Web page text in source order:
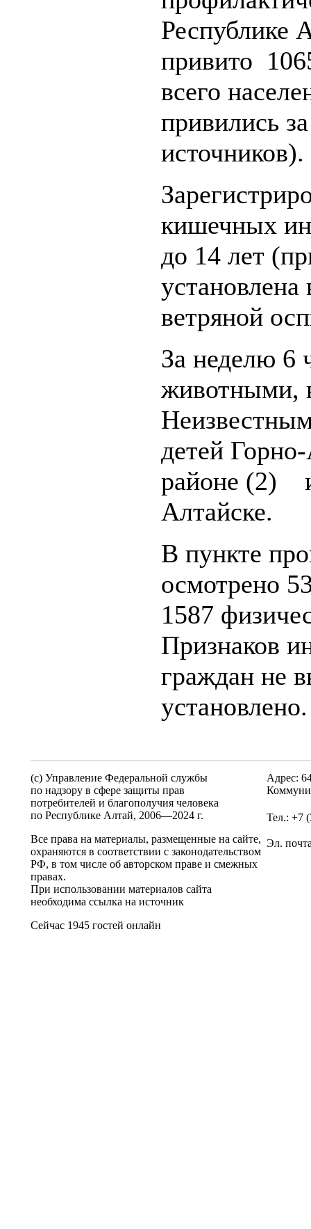
Республике
привито
всего
привились
источников).
кишечных
до 14 лет
установлена
ветряной
За неделю 6
животными,
детей
районе (2)
Алтайске.
В пункте
осмотрено
1587
Признаков
граждан не
установлено.
(c) Управление Федеральной службы
по надзору в сфере защиты прав
потребителей и благополучия человека
по Республике Алтай, 2006—2024 г.
Все права на материалы, размещенные на сайте,
охраняются в соответствии с законодательством
РФ, в том числе об авторском праве и смежных
правах.
При использовании материалов сайта
необходима ссылка на источник
Сейчас 1945 гостей онлайн
Адрес:
Тел.: +7
Эл.